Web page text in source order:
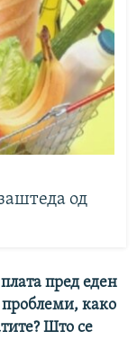
од
пред еден
проблеми, како
Што се